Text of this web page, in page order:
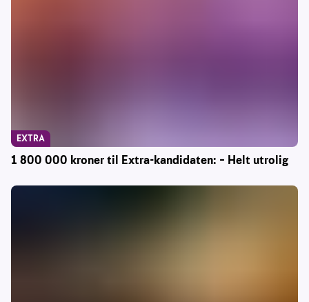
1 800 000 kroner til Extra-kandidaten: – Helt utrolig
EXTRA